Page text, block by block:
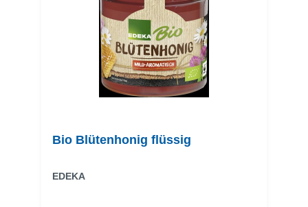
Bio Blütenhonig flüssig
EDEKA